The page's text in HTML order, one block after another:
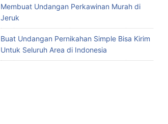
Membuat Undangan Perkawinan Murah di
Jeruk
Buat Undangan Pernikahan Simple Bisa Kirim
Untuk Seluruh Area di Indonesia